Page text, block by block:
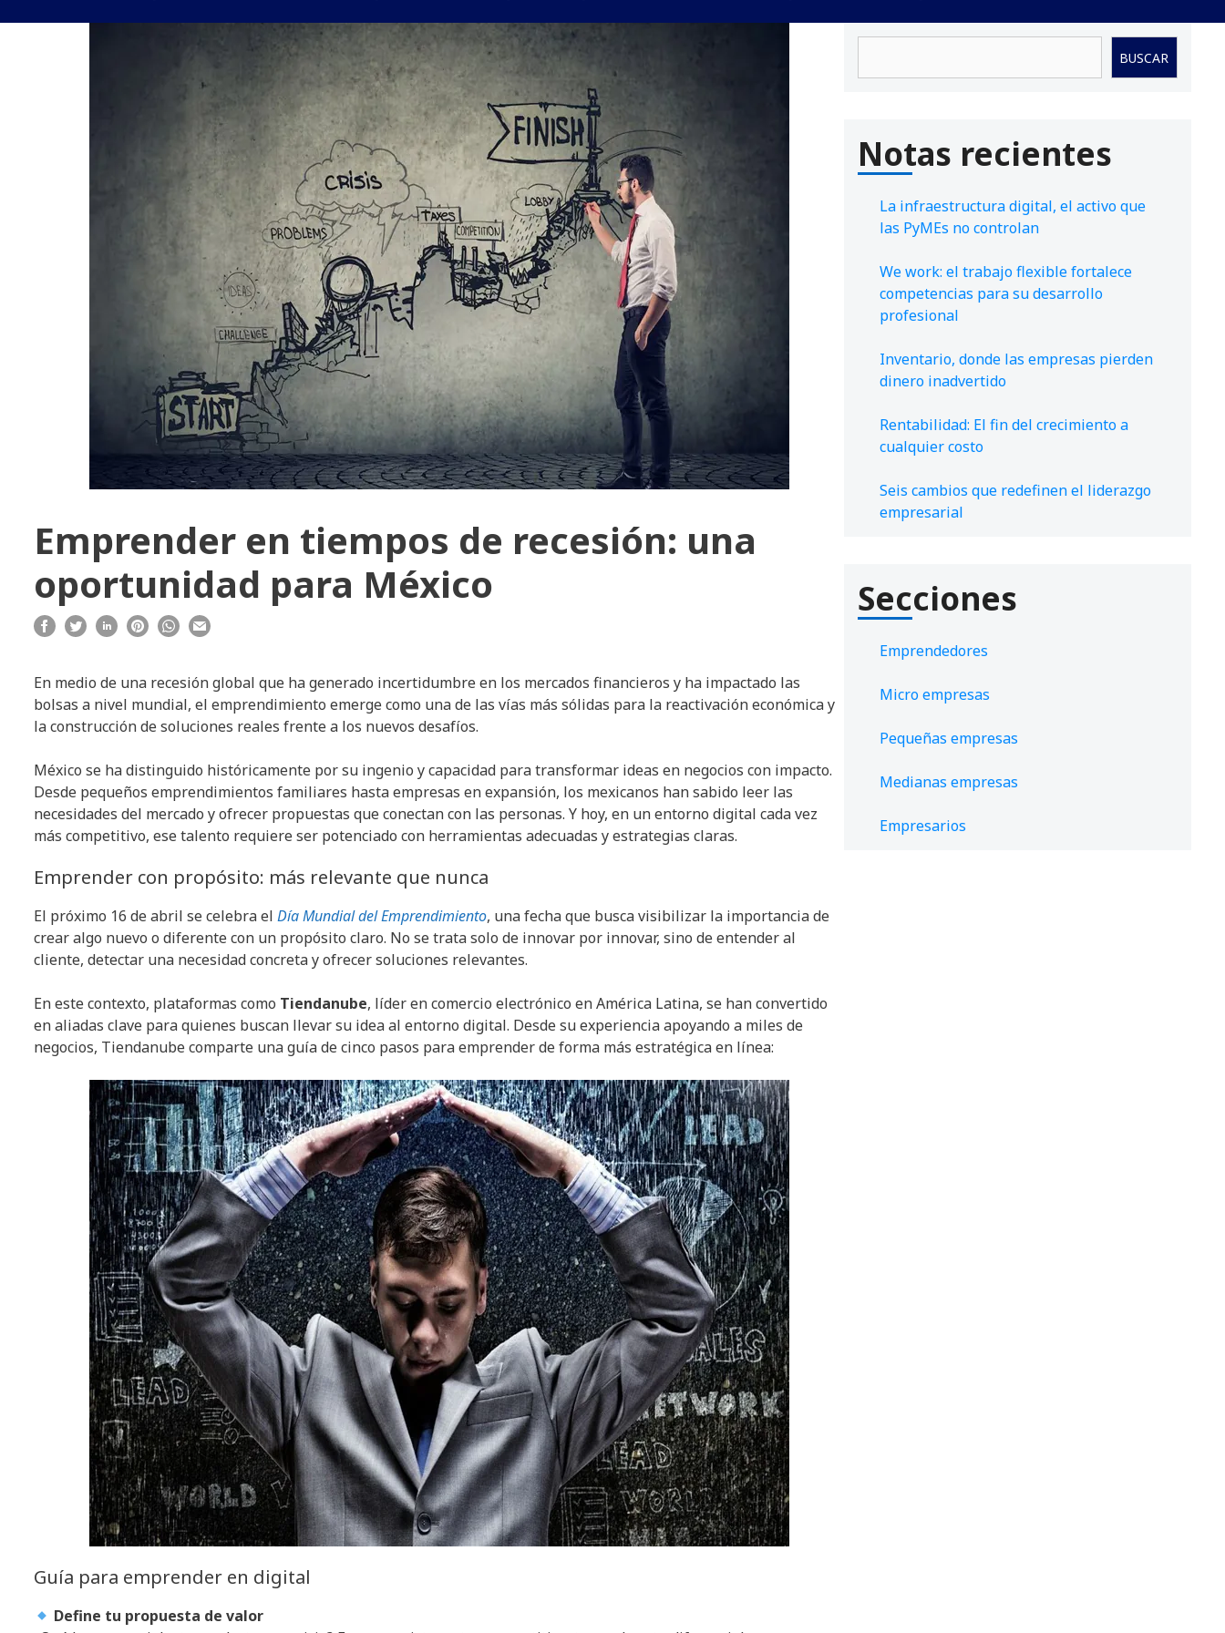
Emprender en tiempos de recesión: una
oportunidad para México
En medio de una recesión global que ha generado incertidumbre en los mercados financieros y ha impactado las
bolsas a nivel mundial, el emprendimiento emerge como una de las vías más sólidas para la reactivación económica y
la construcción de soluciones reales frente a los nuevos desafíos.
México se ha distinguido históricamente por su ingenio y capacidad para transformar ideas en negocios con impacto.
Desde pequeños emprendimientos familiares hasta empresas en expansión, los mexicanos han sabido leer las
necesidades del mercado y ofrecer propuestas que conectan con las personas. Y hoy, en un entorno digital cada vez
más competitivo, ese talento requiere ser potenciado con herramientas adecuadas y estrategias claras.
Emprender con propósito: más relevante que nunca
El próximo 16 de abril se celebra el Día Mundial del Emprendimiento, una fecha que busca visibilizar la importancia de
crear algo nuevo o diferente con un propósito claro. No se trata solo de innovar por innovar, sino de entender al
cliente, detectar una necesidad concreta y ofrecer soluciones relevantes.
En este contexto, plataformas como Tiendanube, líder en comercio electrónico en América Latina, se han convertido
en aliadas clave para quienes buscan llevar su idea al entorno digital. Desde su experiencia apoyando a miles de
negocios, Tiendanube comparte una guía de cinco pasos para emprender de forma más estratégica en línea:
Guía para emprender en digital
Define tu propuesta de valor
BUSCAR
Notas recientes
La infraestructura digital, el activo que
las PyMEs no controlan
We work: el trabajo flexible fortalece
competencias para su desarrollo
profesional
Inventario, donde las empresas pierden
dinero inadvertido
Rentabilidad: El fin del crecimiento a
cualquier costo
Seis cambios que redefinen el liderazgo
empresarial
Secciones
Emprendedores
Micro empresas
Pequeñas empresas
Medianas empresas
Empresarios